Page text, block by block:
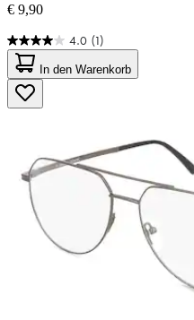
€ 9,90
4.0 (1)
4.0
von
5
Sternen.
1
In den Warenkorb